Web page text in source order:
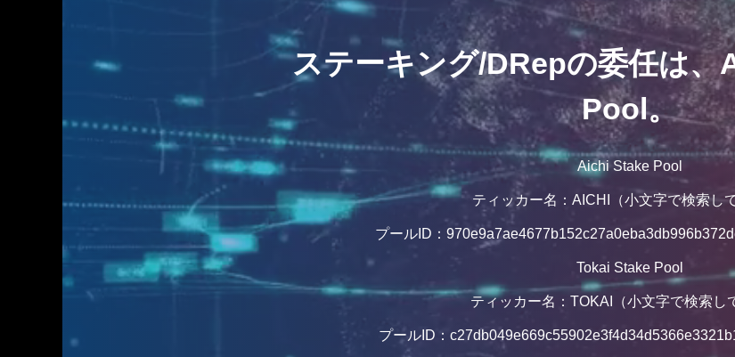
ステーキング/DRepの委任は
Pool。
Aichi Stake Pool
ティッカー名：AICHI（小文字で検索し
プールID：
Tokai Stake Pool
ティッカー名：TOKAI（小文字で検索し
プールID：